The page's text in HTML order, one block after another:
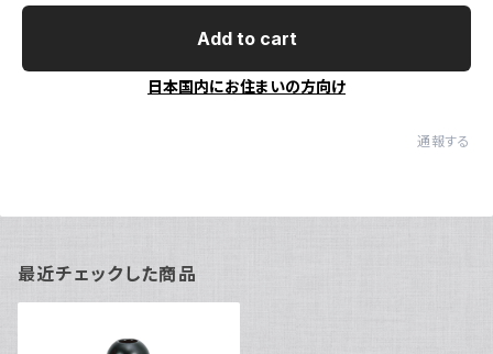
Add to cart
日本国内にお住まいの方向け
通報する
最近チェックした商品